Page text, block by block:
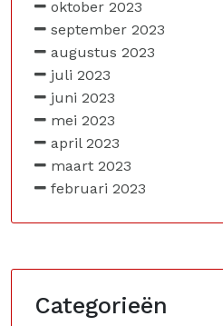
oktober 2023
september 2023
augustus 2023
juli 2023
juni 2023
mei 2023
april 2023
maart 2023
februari 2023
Categorieën